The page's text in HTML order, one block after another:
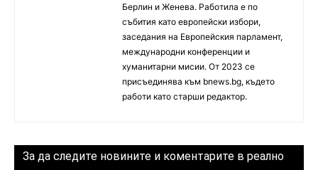
Берлин и Женева. Работила е по
събития като европейски избори,
заседания на Европейския парламент,
международни конференции и
хуманитарни мисии. От 2023 се
присъединява към bnews.bg, където
работи като старши редактор.
За да следите новините и коментарите в реално